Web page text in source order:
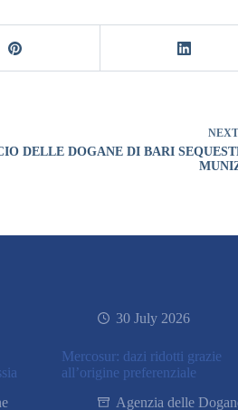
NEXT
DELLE DOGANE DI BARI
30 July 2026
Mercosur: dazi ridotti grazie
all’origine preferenziale
Agenzia delle